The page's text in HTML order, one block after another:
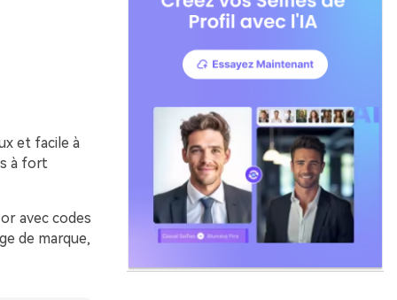
et facile à
à fort
avec codes
de marque,